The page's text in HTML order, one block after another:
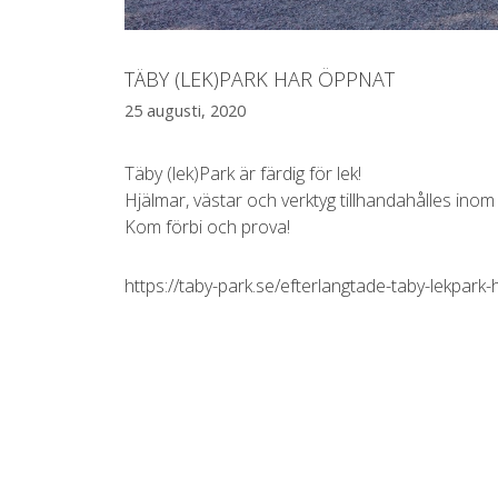
TÄBY (LEK)PARK HAR ÖPPNAT
25 augusti, 2020
Täby (lek)Park är färdig för lek!
Hjälmar, västar och verktyg tillhandahålles
Kom förbi och prova!
https://taby-park.se/efterlangtade-taby-